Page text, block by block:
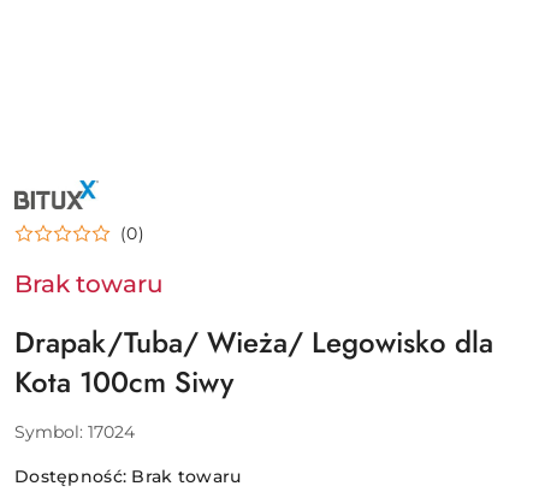
NAZWA
PRODUCENTA:
BITUXX
(0)
Brak towaru
Drapak/Tuba/ Wieża/ Legowisko dla
Kota 100cm Siwy
Symbol: 17024
Dostępność: Brak towaru